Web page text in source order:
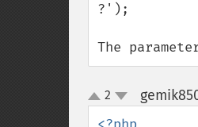
?');
The
up
down
2